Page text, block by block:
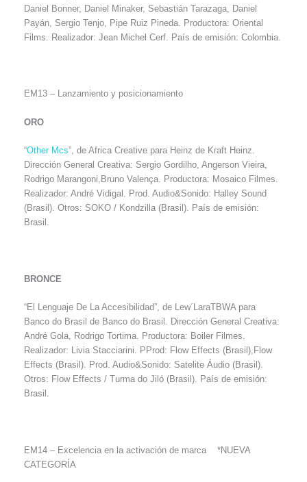
Daniel Bonner, Daniel Minaker, Sebastián Tarazaga, Daniel
Payán, Sergio Tenjo, Pipe Ruiz Pineda. Productora: Oriental
Films. Realizador: Jean Michel Cerf. País de emisión: Colombia.
EM13 – Lanzamiento y posicionamiento
ORO
“Other Mcs”, de Africa Creative para Heinz de Kraft Heinz.
Dirección General Creativa: Sergio Gordilho, Angerson Vieira,
Rodrigo Marangoni,Bruno Valença. Productora: Mosaico Filmes.
Realizador: André Vidigal. Prod. Audio&Sonido: Halley Sound
(Brasil). Otros: SOKO / Kondzilla (Brasil). País de emisión:
Brasil.
BRONCE
“El Lenguaje De La Accesibilidad”, de Lew´LaraTBWA para
Banco do Brasil de Banco do Brasil. Dirección General Creativa:
André Gola, Rodrigo Tortima. Productora: Boiler Filmes.
Realizador: Livia Stacciarini. PProd: Flow Effects (Brasil),Flow
Effects (Brasil). Prod. Audio&Sonido: Satelite Áudio (Brasil).
Otros: Flow Effects / Turma do Jiló (Brasil). País de emisión:
Brasil.
EM14 – Excelencia en la activación de marca *NUEVA
CATEGORÍA